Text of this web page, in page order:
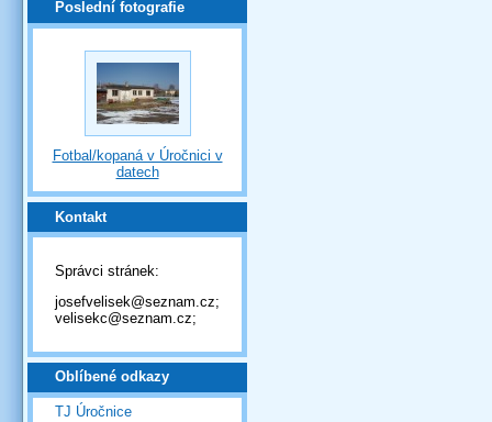
Poslední fotografie
Fotbal/kopaná v Úročnici v
datech
Kontakt
Správci stránek:
josefvelisek@seznam.cz;
velisekc@seznam.cz;
Oblíbené odkazy
TJ Úročnice